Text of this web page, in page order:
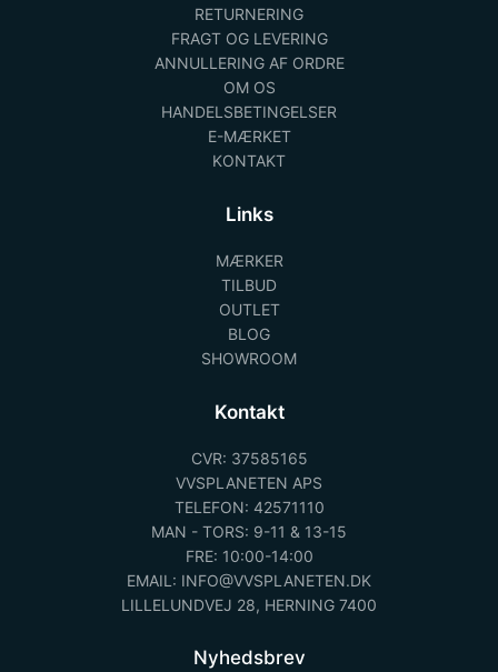
RETURNERING
FRAGT OG LEVERING
ANNULLERING AF ORDRE
OM OS
HANDELSBETINGELSER
E-MÆRKET
KONTAKT
Links
MÆRKER
TILBUD
OUTLET
BLOG
SHOWROOM
Kontakt
CVR: 37585165
VVSPLANETEN APS
TELEFON: 42571110
MAN - TORS: 9-11 & 13-15
FRE: 10:00-14:00
EMAIL: INFO@VVSPLANETEN.DK
LILLELUNDVEJ 28, HERNING 7400
Nyhedsbrev